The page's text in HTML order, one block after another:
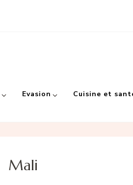
Evasion Cuisine et
Mali